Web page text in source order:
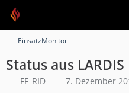
EinsatzMonitor
Status aus LARDIS
FF_RID 7. Dezember